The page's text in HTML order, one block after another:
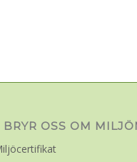
BRYR OSS OM